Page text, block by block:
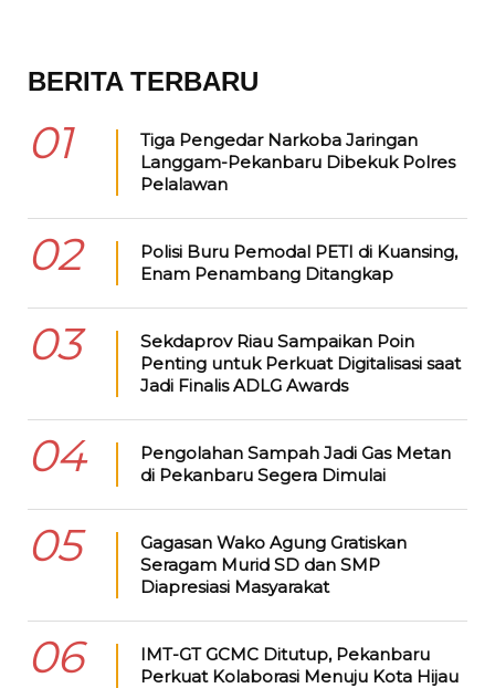
BERITA TERBARU
01
Tiga Pengedar Narkoba Jaringan
Langgam-Pekanbaru Dibekuk Polres
Pelalawan
02
Polisi Buru Pemodal PETI di Kuansing,
Enam Penambang Ditangkap
03
Sekdaprov Riau Sampaikan Poin
Penting untuk Perkuat Digitalisasi saat
Jadi Finalis ADLG Awards
04
Pengolahan Sampah Jadi Gas Metan
di Pekanbaru Segera Dimulai
05
Gagasan Wako Agung Gratiskan
Seragam Murid SD dan SMP
Diapresiasi Masyarakat
06
IMT-GT GCMC Ditutup, Pekanbaru
Perkuat Kolaborasi Menuju Kota Hijau